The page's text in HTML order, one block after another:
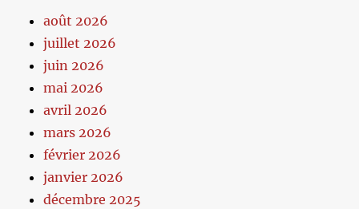
août 2026
juillet 2026
juin 2026
mai 2026
avril 2026
mars 2026
février 2026
janvier 2026
décembre 2025